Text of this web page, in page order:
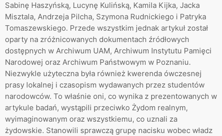
Sabinę Haszyńską, Lucynę Kulińską, Kamila Kijka, Jacka
Misztala, Andrzeja Pilcha, Szymona Rudnickiego i Patryka
Tomaszewskiego. Przede wszystkim jednak artykuł został
oparty na zróżnicowanych dokumentach źródłowych
dostępnych w Archiwum UAM, Archiwum Instytutu Pamięci
Narodowej oraz Archiwum Państwowym w Poznaniu.
Niezwykle użyteczna była również kwerenda ówczesnej
prasy lokalnej i czasopism wydawanych przez studentów
narodowców. To właśnie oni, co wynika z prezentowanych w
artykule badań, wystąpili przeciwko Żydom realnym,
wyimaginowanym oraz wszystkiemu, co uznali za
żydowskie. Stanowili sprawczą grupę nacisku wobec władz